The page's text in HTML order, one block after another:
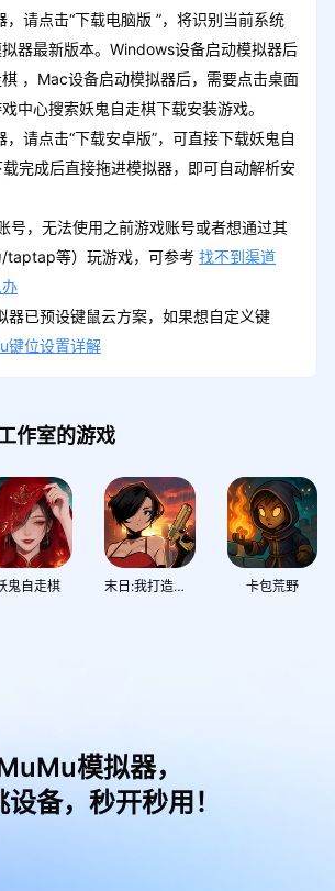
请点击“下载电脑版 ”，将识别当前系统
器最新版本。Windows设备启动模拟器后
，Mac设备启动模拟器后，需要点击桌面
中心搜索妖鬼自走棋下载安装游戏。
请点击“下载安卓版”，可直接下载妖鬼自
完成后直接拖进模拟器，即可自动解析安
号，无法使用之前游戏账号或者想通过其
taptap等）玩游戏，可参考 找不到渠道
器已预设键鼠云方案，如果想自定义键
键位设置详解
作室的游戏
鬼自走棋 末日:我打造无限列车 卡包荒野
模拟器，
设备，秒开秒用！